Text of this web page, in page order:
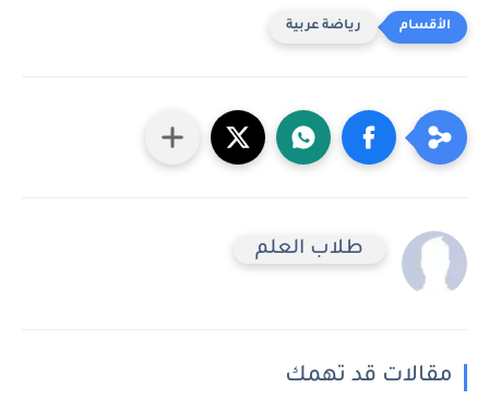
رياضة عربية
طلاب العلم
مقالات قد تهمك